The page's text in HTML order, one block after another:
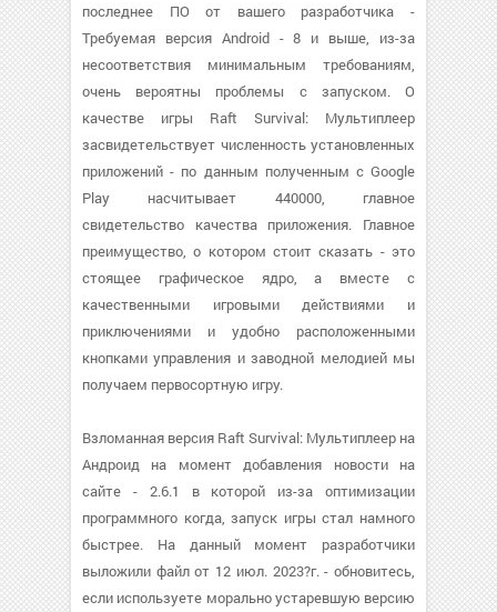
последнее ПО от вашего разработчика -
Требуемая версия Android - 8 и выше, из-за
несоответствия минимальным требованиям,
очень вероятны проблемы с запуском. О
качестве игры Raft Survival: Мультиплеер
засвидетельствует численность установленных
приложений - по данным полученным с Google
Play насчитывает 440000, главное
свидетельство качества приложения. Главное
преимущество, о котором стоит сказать - это
стоящее графическое ядро, а вместе с
качественными игровыми действиями и
приключениями и удобно расположенными
кнопками управления и заводной мелодией мы
получаем первосортную игру.
Взломанная версия Raft Survival: Мультиплеер на
Андроид на момент добавления новости на
сайте - 2.6.1 в которой из-за оптимизации
программного когда, запуск игры стал намного
быстрее. На данный момент разработчики
выложили файл от 12 июл. 2023?г. - обновитесь,
если используете морально устаревшую версию